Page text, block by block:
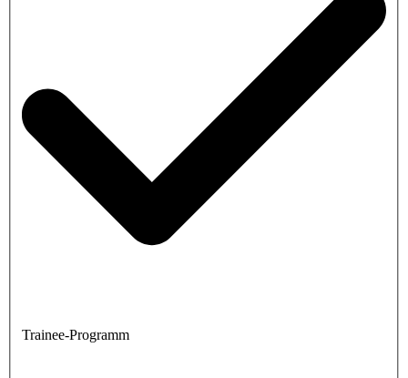
Trainee-Programm